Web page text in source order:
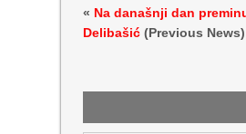
« Na današnji dan
Delibašić (Previous News)